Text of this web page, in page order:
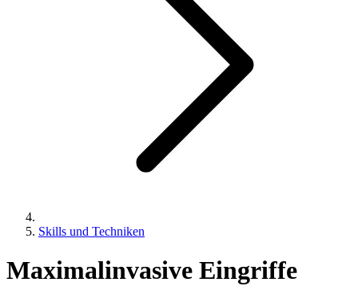
Skills und Techniken
Maximalinvasive Eingriffe